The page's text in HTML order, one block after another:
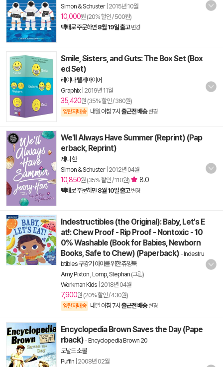
Simon & Schuster| 2015년 10월
10,000원 (20% 할인 / 500원)
택배로 주문하면 8월 19일 출고 변경
Smile, Sisters, and Guts: The Box Set (Box
ed Set)
레이나 텔게마이어
Graphix 2019년 11월
35,420원 (35% 할인 / 360원)
양탄자배송 내일 아침 7시 출근전 배송 변경
We'll Always Have Summer (Reprint) (Pap
erback, Reprint)
제니 한
Simon & Schuster| 2012년 04월
10,850원 (35% 할인 / 110원) 8.0
택배로 주문하면 8월 10일 출고 변경
Indestructibles (the Original): Baby, Let's E
at!: Chew Proof - Rip Proof - Nontoxic - 10
0% Washable (Book for Babies, Newborn
Books, Safe to Chew) (Paperback) -Indestru
btibles 구강기 아이를 위한 츄잉북
Amy Pixton Lomp, Stephan (그림)
Workman Kids 2018년 04월
7,900원 (20% 할인 / 430원)
양탄자배송 내일 아침 7시 출근전 배송 변경
Encyclopedia Brown Saves the Day (Pape
rback) -Encyclopedia Brown 20
도날드 소볼
Puffin 2008년 02월